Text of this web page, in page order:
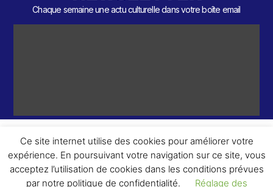
Chaque semaine une actu culturelle dans votre boîte email
© 2026 – 2 ème Round – Tous droits réservés.
Ce site internet utilise des cookies pour améliorer votre
expérience. En poursuivant votre navigation sur ce site, vous
acceptez l’utilisation de cookies dans les conditions prévues
par notre politique de confidentialité.
Réglage des